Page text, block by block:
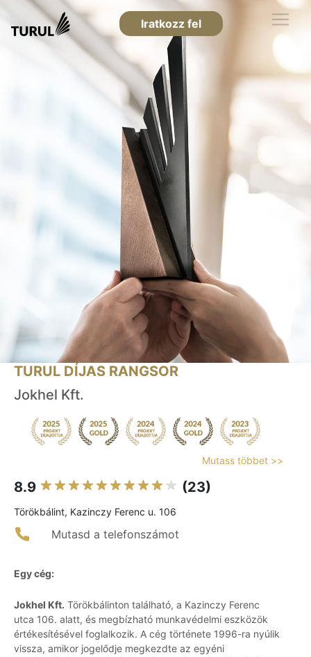
Iratkozz fel
TURUL DÍJAS RANGSOR
Jokhel Kft.
Mutass többet >>
8.9 (23)
Törökbálint, Kazinczy Ferenc u. 106
Mutasd a telefonszámot
Egy cég:
Jokhel Kft. Törökbálinton található, a Kazinczy Ferenc
utca 106. alatt, és megbízható munkavédelmi eszközök
értékesítésével foglalkozik. A cég története 1996-ra nyúlik
vissza, amikor jogelődje megkezdte az egyéni